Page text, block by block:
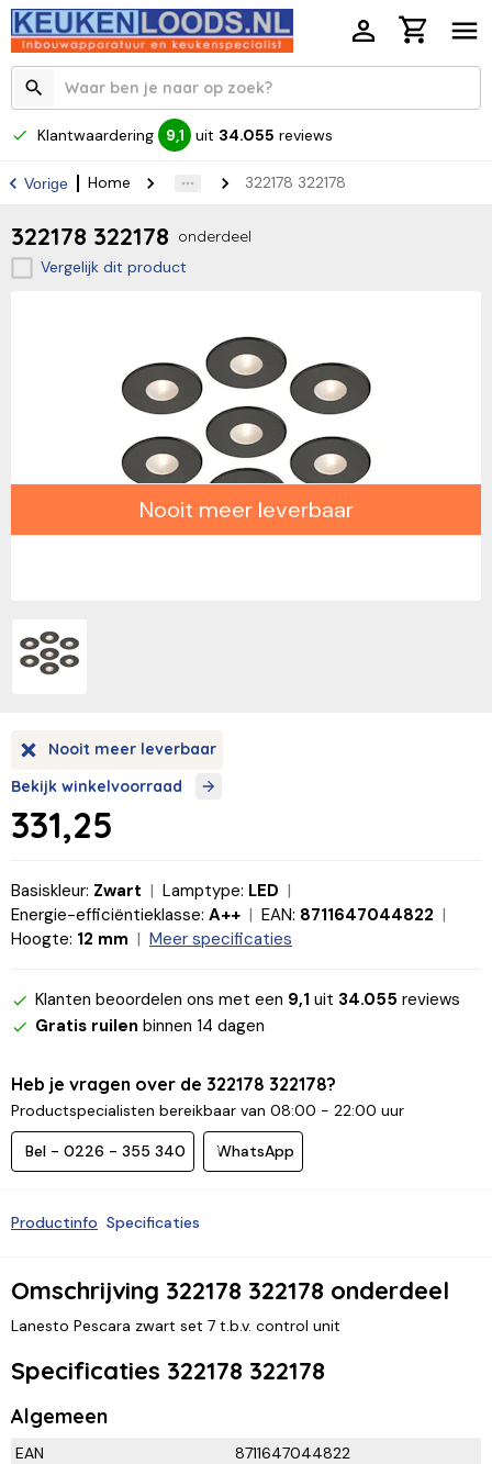
Klantwaardering 9,1 uit 34.055 reviews
Vorige Home 322178 322178
322178 322178 onderdeel
Vergelijk dit product
Nooit meer leverbaar
Nooit meer leverbaar
Bekijk winkelvoorraad
331,25
Basiskleur: Zwart Lamptype: LED
Energie-efficiëntieklasse: A++ EAN: 8711647044822
Hoogte: 12 mm Meer specificaties
Klanten beoordelen ons met een 9,1 uit 34.055 reviews
Gratis ruilen binnen 14 dagen
Heb je vragen over de 322178 322178?
Productspecialisten bereikbaar van 08:00 - 22:00 uur
Bel - 0226 - 355 340 WhatsApp
Productinfo Specificaties
Omschrijving 322178 322178 onderdeel
Lanesto Pescara zwart set 7 t.b.v. control unit
Specificaties 322178 322178
Algemeen
EAN 8711647044822